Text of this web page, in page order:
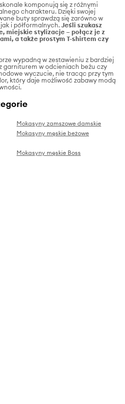
komponują się z różnymi
charakteru. Dzięki swojej
buty sprawdzą się zarówno w
i półformalnych.Jeśli szukasz
miejskie stylizacje – połącz je z
a także prostym T-shirtem czy
wypadną w zestawieniu z bardziej
garniturem w odcieniach beżu czy
wyczucie, nie tracąc przy tym
który daje możliwość zabawy modą
Mokasyny zamszowe damskie
Mokasyny męskie beżowe
Mokasyny męskie Boss